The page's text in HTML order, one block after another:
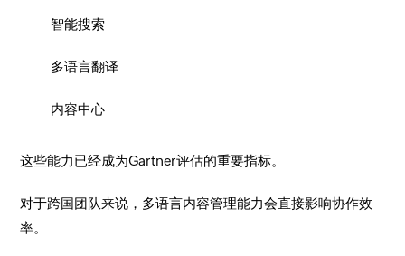
智能搜索
多语言翻译
内容中心
这些能力已经成为Gartner评估的重要指标。
对于跨国团队来说，多语言内容管理能力会直接影响协作效
率。